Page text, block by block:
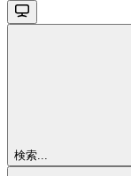
検索...